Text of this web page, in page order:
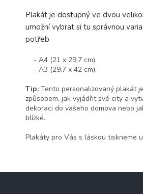
Plakát je dostupný ve dvou
umožní vybrat si tu správnou
potřeb
- A4 (21 x 29,7 cm),
- A3 (29,7 x 42 cm).
Tip: Tento personalizovaný plakát
způsobem, jak vyjádřit své city a
dekoraci do vašeho domova nebo
blízké.
Plakáty pro Vás s láskou tiskneme